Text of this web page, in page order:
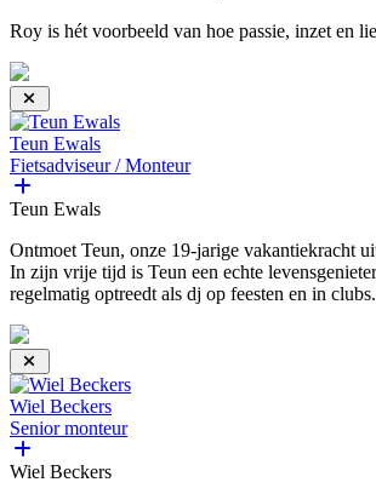
Roy is hét voorbeeld van hoe passie, inzet en
Teun Ewals
Fietsadviseur / Monteur
Teun Ewals
Ontmoet Teun, onze 19-jarige vakantiekracht
In zijn vrije tijd is Teun een echte
regelmatig optreedt als dj op feesten en in
Wiel Beckers
Senior monteur
Wiel Beckers